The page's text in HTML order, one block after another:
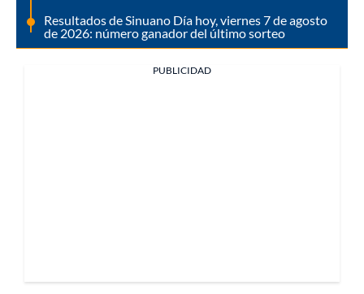
Resultados de Sinuano Día hoy, viernes 7 de agosto
de 2026: número ganador del último sorteo
PUBLICIDAD